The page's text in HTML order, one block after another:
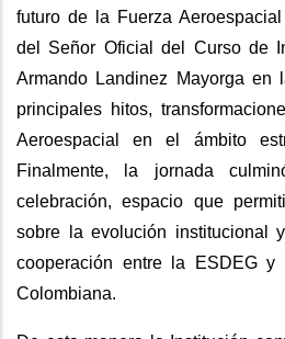
futuro de la Fuerza
del Señor Oficial del Curso de
Armando Landinez Mayorga en
principales hitos,
Aeroespacial en el ámbito
Finalmente, la jornada
celebración, espacio que
sobre la evolución institucional
cooperación entre la ESDEG y
Colombiana.